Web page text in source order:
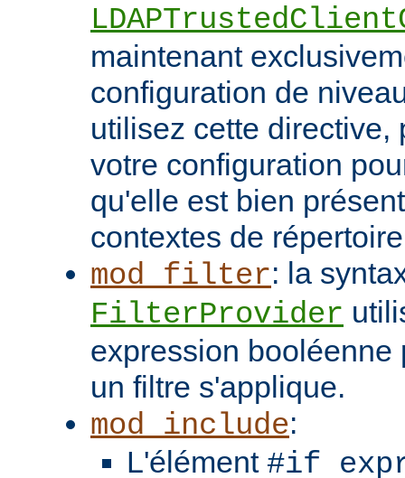
maintenant
configuration de
utilisez cette directive,
votre configuration
qu'elle est bien
contextes de
mod_filter: la
FilterProvider
expression booléenne
un filtre s'applique.
mod_include:
L'élément #if